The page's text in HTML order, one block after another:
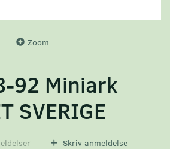
Zoom
92 Miniark
SVERIGE
Skriv anmeldelse